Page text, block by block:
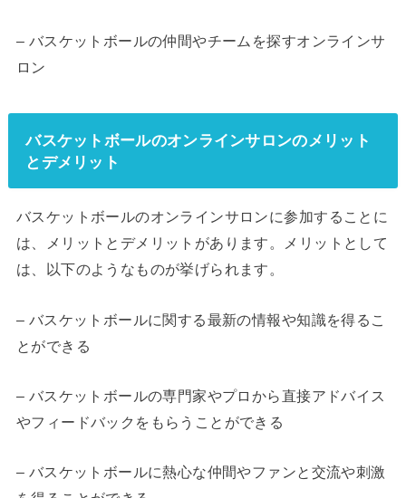
– バスケットボールの仲間やチームを探すオンラインサ
ロン
バスケットボールのオンラインサロンのメリット
とデメリット
バスケットボールのオンラインサロンに参加することに
は、メリットとデメリットがあります。メリットとして
は、以下のようなものが挙げられます。
– バスケットボールに関する最新の情報や知識を得るこ
とができる
– バスケットボールの専門家やプロから直接アドバイス
やフィードバックをもらうことができる
– バスケットボールに熱心な仲間やファンと交流や刺激